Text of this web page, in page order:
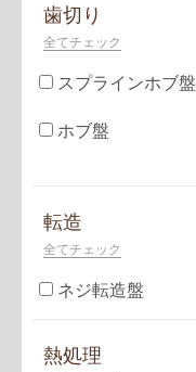
歯切り
全てチェック
スプラインホブ盤
ホブ盤
転造
全てチェック
ネジ転造盤
熱処理